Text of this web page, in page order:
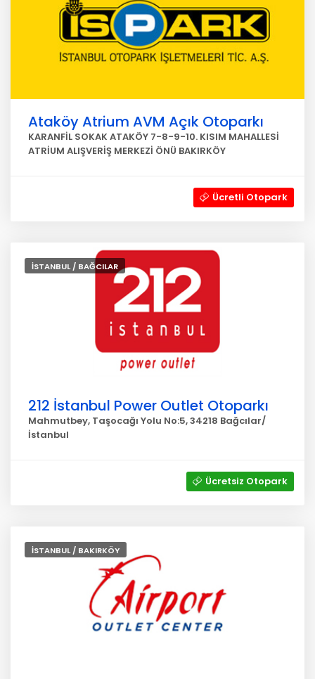
Ataköy Atrium AVM Açık Otoparkı
KARANFİL SOKAK ATAKÖY 7-8-9-10. KISIM MAHALLESİ
ATRİUM ALIŞVERİŞ MERKEZİ ÖNÜ BAKIRKÖY
Ücretli Otopark
İSTANBUL / BAĞCILAR
212 İstanbul Power Outlet Otoparkı
Mahmutbey, Taşocağı Yolu No:5, 34218 Bağcılar/
İstanbul
Ücretsiz Otopark
İSTANBUL / BAKIRKÖY